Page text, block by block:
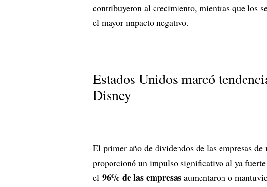
contribuyeron al crecimiento, mientras que los
el mayor impacto negativo.
Estados Unidos marcó
Disney
El primer año de dividendos de las empresas de
proporcionó un impulso significativo al ya
el 96% de las empresas aumentaron o